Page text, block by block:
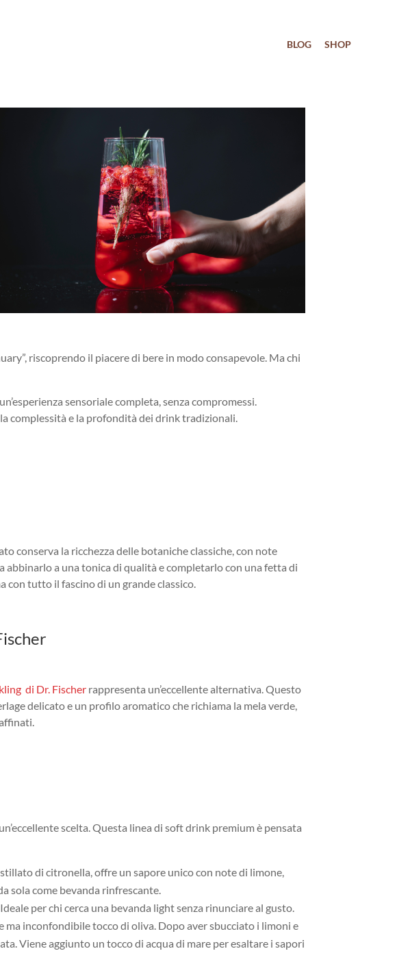
BLOG SHOP
riscoprendo il piacere di bere in modo consapevole. Ma chi
sensoriale completa, senza compromessi.
complessità e la profondità dei drink tradizionali.
conserva la ricchezza delle botaniche classiche, con note
a una tonica di qualità e completarlo con una fetta di
con tutto il fascino di un grande classico.
di Dr. Fischer rappresenta un’eccellente alternativa. Questo
delicato e un profilo aromatico che richiama la mela verde,
scelta. Questa linea di soft drink premium è pensata
di citronella, offre un sapore unico con note di limone,
sola come bevanda rinfrescante.
per chi cerca una bevanda light senza rinunciare al gusto.
inconfondibile tocco di oliva. Dopo aver sbucciato i limoni e
Viene aggiunto un tocco di acqua di mare per esaltare i sapori